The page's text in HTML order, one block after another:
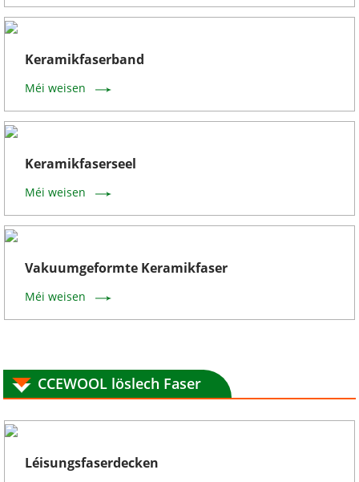
Keramikfaserband
Méi weisen
Keramikfaserseel
Méi weisen
Vakuumgeformte Keramikfaser
Méi weisen
CCEWOOL löslech Faser
Léisungsfaserdecken